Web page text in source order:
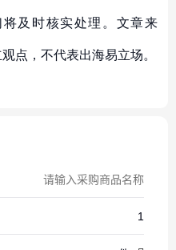
及时核实处理。文章来
点，不代表出海易立场。